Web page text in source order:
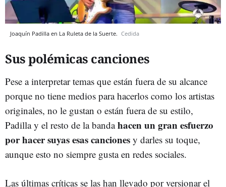
Joaquín Padilla en La Ruleta de la Suerte. Cedida
Sus polémicas canciones
Pese a interpretar temas que están fuera de su alcance
porque no tiene medios para hacerlos como los artistas
originales, no le gustan o están fuera de su estilo,
Padilla y el resto de la bandahacen un gran esfuerzo
por hacer suyas esas canciones y darles su toque,
aunque esto no siempre gusta en redes sociales.
Las últimas críticas se las han llevado por versionar el